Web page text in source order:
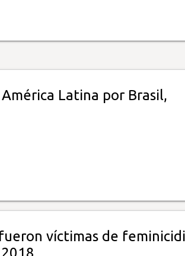
Latina por Brasil,
víctimas de